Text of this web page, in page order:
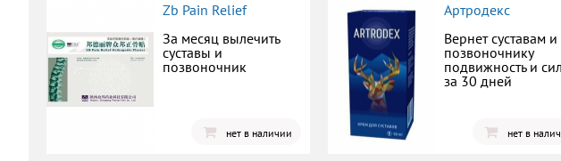
Zb Pain Relief
За месяц вылечить
суставы и
позвоночник
нет в наличии
Артродекс
Вернет суставам и
позвоночнику
подвижность и
за 30 дней
нет в